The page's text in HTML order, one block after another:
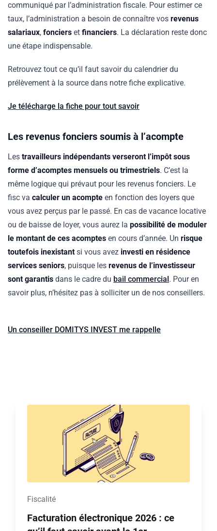
communiqué par l’administration fiscale. Pour estimer ce
taux, l’administration a besoin de connaître vos revenus
salariaux, fonciers et financiers. La déclaration reste donc
une étape indispensable.
Retrouvez tout ce qu’il faut savoir du calendrier du
prélèvement à la source dans notre fiche explicative.
Je télécharge la fiche pour tout savoir
Les revenus fonciers soumis à l’acompte
Les travailleurs indépendants verseront l’impôt sous
forme d’acomptes mensuels ou trimestriels. C’est la
même logique qui prévaut pour les revenus fonciers. Le
fisc va calculer un acompte en fonction des loyers que
vous avez perçus par le passé. En cas de vacance locative
ou de baisse de loyer, vous aurez la possibilité de moduler
le montant de ces acomptes en cours d’année. Un risque
toutefois inexistantsi vous avez investi en résidence
services seniors, puisque les revenus de l’investisseur
sont garantis dans le cadre du bail commercial. Pour en
savoir plus, n’hésitez pas à solliciter un de nos conseillers.
Un conseiller DOMITYS INVEST me rappelle
Fiscalité
Facturation électronique 2026 : ce